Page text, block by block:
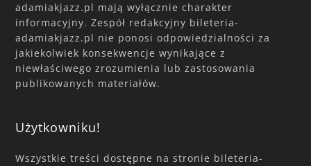
adamiakjazz.pl mają wyłącznie charakter
informacyjny. Zespół redakcyjny bileteria-
adamiakjazz.pl nie ponosi odpowiedzialności za
jakiekolwiek konsekwencje wynikające z
niewłaściwego zrozumienia lub zastosowania
publikowanych materiałów.
Użytkowniku!
Wszystkie treści dostępne na stronie bileteria-